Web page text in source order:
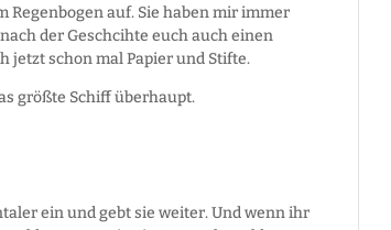
auf. Sie haben mir immer
der Geschcihte euch auch einen
jetzt schon mal Papier und Stifte.
größte Schiff überhaupt.
ein und gebt sie weiter. Und wenn ihr